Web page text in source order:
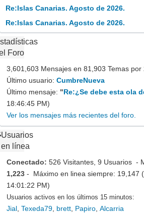
Re:Islas Canarias. Agosto de 2026.
Re:Islas Canarias. Agosto de 2026.
Foro
3,601,603 Mensajes en 81,903 Temas por
Último usuario: CumbreNueva
Último mensaje: "Re:¿Se debe esta ola
18:46:45 PM)
Ver los mensajes más recientes del foro.
Usuarios
en línea
Conectado: 526 Visitantes, 9 Usuarios -
1,223 - Máximo en linea siempre: 19,147
14:01:22 PM)
Usuarios activos en los últimos 15 minutos:
Jial Texeda79 brett Papiro Alcarria